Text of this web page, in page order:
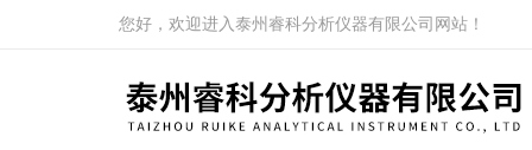
您好，欢迎进入泰州睿科分析仪器有限公司网站！